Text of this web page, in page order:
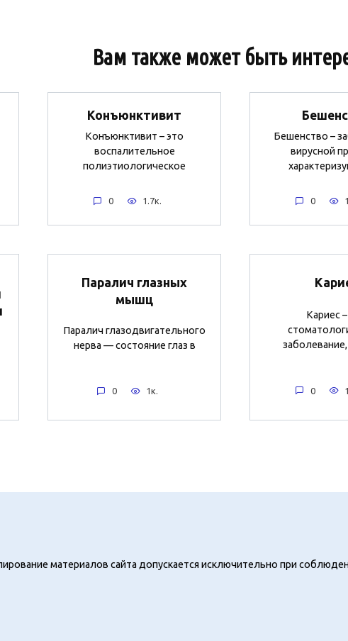
Вам также может быть
Конъюнктивит
Конъюнктивит – это
воспалительное
полиэтиологическое
0 1.7к.
Бешенство –
вирусной
0
Паралич глазных
мышц
Паралич глазодвигательного
нерва — состояние глаз в
0 1к.
Кариес
0
материалов сайта допускается исключительно при